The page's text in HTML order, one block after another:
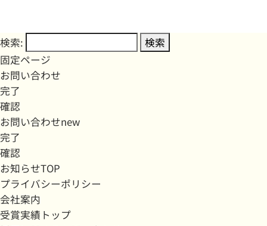
検索:
固定ページ
お問い合わせ
完了
確認
お問い合わせnew
完了
確認
お知らせTOP
プライバシーポリシー
会社案内
受賞実績トップ